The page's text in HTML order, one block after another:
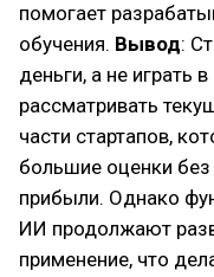
помогает
обучения. Вывод:
деньги, а не играть
рассматривать
части стартапов,
большие оценки
прибыли. Однако
ИИ продолжают
применение, что